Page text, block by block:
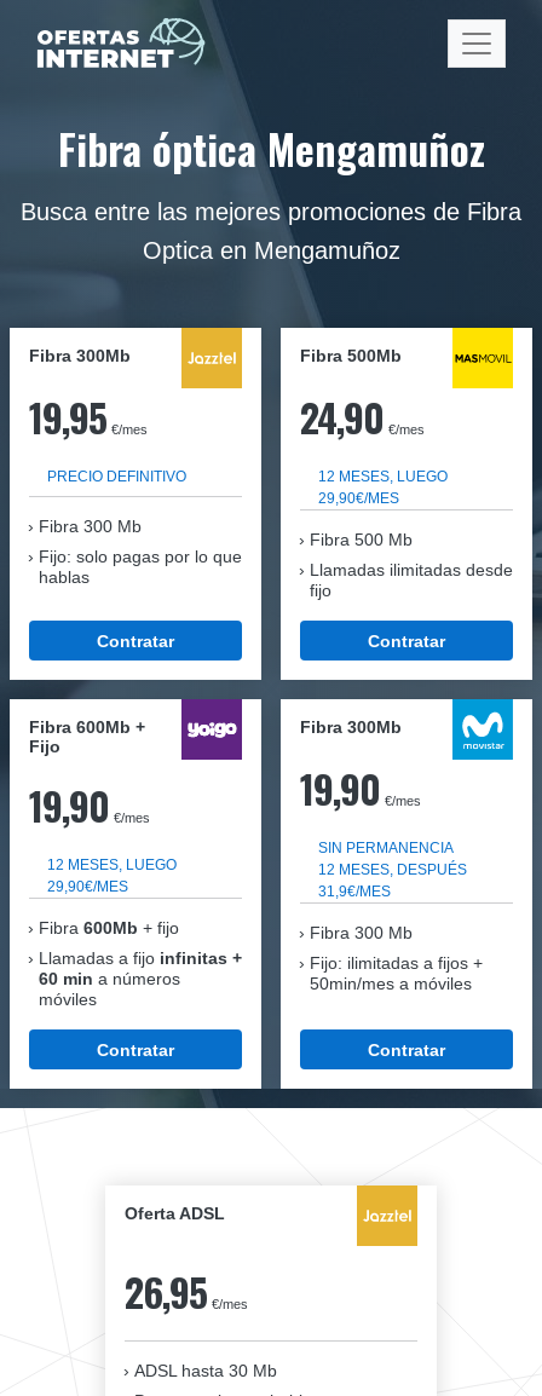
Fibra óptica Mengamuñoz
Busca entre las mejores promociones de Fibra
Optica en Mengamuñoz
Fibra 300Mb
19,95 €/mes
PRECIO DEFINITIVO
Fibra 300 Mb
Fijo: solo pagas por lo que
hablas
Contratar
Fibra 500Mb
24,90 €/mes
12 MESES, LUEGO
29,90€/MES
Fibra 500 Mb
Llamadas ilimitadas desde
fijo
Contratar
Fibra 600Mb +
Fijo
19,90 €/mes
12 MESES, LUEGO
29,90€/MES
Fibra 600Mb + fijo
Llamadas a fijo infinitas +
60 min a números
móviles
Contratar
Fibra 300Mb
19,90 €/mes
SIN PERMANENCIA
12 MESES, DESPUÉS
31,9€/MES
Fibra 300 Mb
Fijo: ilimitadas a fijos +
50min/mes a móviles
Contratar
Oferta ADSL
26,95 €/mes
ADSL hasta 30 Mb